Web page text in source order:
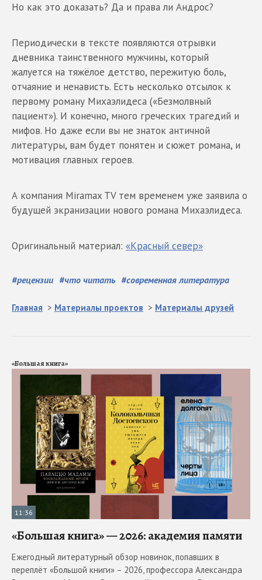
Но как это доказать? Да и права ли Андрос?
Периодически в тексте появляются отрывки
дневника таинственного мужчины, который
жалуется на тяжёлое детство, пережитую боль,
отчаяние и ненависть. Есть несколько отсылок к
первому роману Михаэлидеса («Безмолвный
пациент»). И конечно, много греческих трагедий и
мифов. Но даже если вы не знаток античной
литературы, вам будет понятен и сюжет романа, и
мотивация главных героев.
А компания Miramax TV тем временем уже заявила о
будущей экранизации нового романа Михаэлидеса.
Оригинальный материал: «Красный север»
#рецензии #что читать #современная литература
Главная > Материалы проектов > Материалы друзей
«Большая книга»
11:36
«Большая книга» — 2026: академия памяти
Ежегодный литературный обзор новинок, попавших в
переплёт «Большой книги» – 2026, профессора Александра